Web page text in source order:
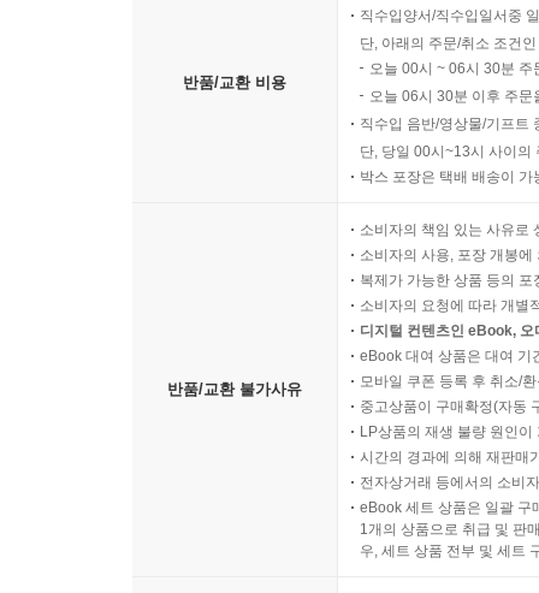
반품/교환 비용
직수입양서/직수입일서중
단, 아래의 주문/취소 조건
오늘 00시 ~ 06시 30분
오늘 06시 30분 이후 주
직수입 음반/영상물/기프트
단, 당일 00시~13시 사이의
박스 포장은 택배 배송이
반품/교환 불가사유
소비자의 책임 있는 사유로
소비자의 사용, 포장 개봉
복제가 가능한 상품 등의
소비자의 요청에 따라 개별
디지털 컨텐츠인 eBook,
eBook 대여 상품은 대여 기
모바일 쿠폰 등록 후 취소/
중고상품이 구매확정(자동
LP상품의 재생 불량 원인
시간의 경과에 의해 재판매
전자상거래 등에서의 소비
eBook 세트 상품은 일괄 구
1개의 상품으로 취급 및 판
우, 세트 상품 전부 및 세트